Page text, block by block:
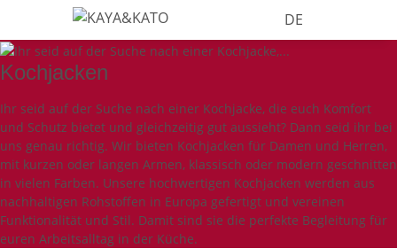
DE
Kochjacken
Ihr seid auf der Suche nach einer Kochjacke, die euch Komfort
und Schutz bietet und gleichzeitig gut aussieht? Dann seid ihr bei
uns genau richtig. Wir bieten Kochjacken für Damen und Herren,
mit kurzen oder langen Armen, klassisch oder modern geschnitten
in vielen Farben. Unsere hochwertigen Kochjacken werden aus
nachhaltigen Rohstoffen in Europa gefertigt und vereinen
Funktionalität und Stil. Damit sind sie die perfekte Begleitung für
euren Arbeitsalltag in der Küche.